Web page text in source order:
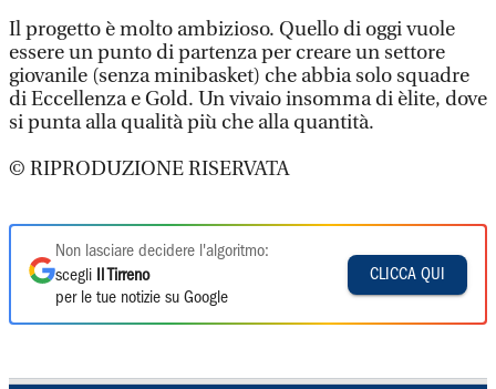
Il progetto è molto ambizioso. Quello di oggi vuole
essere un punto di partenza per creare un settore
giovanile (senza minibasket) che abbia solo squadre
di Eccellenza e Gold. Un vivaio insomma di èlite, dove
si punta alla qualità più che alla quantità.
© RIPRODUZIONE RISERVATA
Non lasciare decidere l'algoritmo:
scegli
Il Tirreno
per le tue notizie su Google
CLICCA QUI